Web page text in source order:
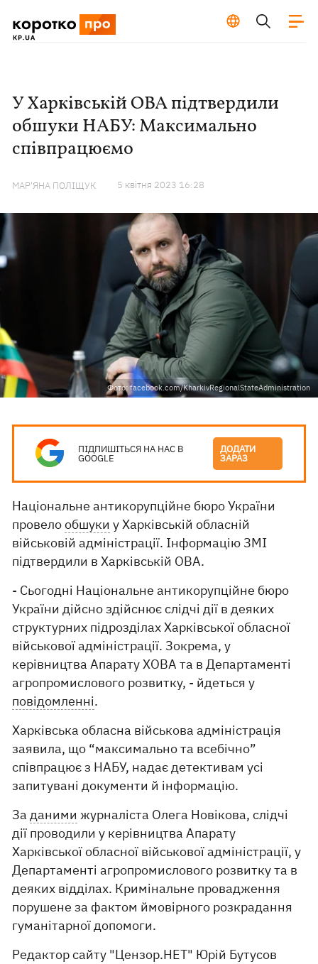
У Харківській ОВА підтвердили
обшуки НАБУ: Максимально
співпрацюємо
МАР'ЯНА ПОЛІЩУК 5 квiтня 2023 16:28
Фото: facebook.com/KharkivRegionalStateAdministration
ПІДПИШІТЬСЯ НА НАС В
GOOGLE
ДОДАТИ
ЗАРАЗ
Національне антикорупційне бюро України
провелообшуки у Харківській обласній
військовій адміністрації. Інформацію ЗМІ
підтвердили в Харківській ОВА.
- Сьогодні Національне антикорупційне бюро
України дійсно здійснює слідчі дії в деяких
структурних підрозділах Харківської обласної
військової адміністрації. Зокрема, у
керівництва Апарату ХОВА та в Департаменті
агропромислового розвитку, - йдеться у
повідомленні.
Харківська обласна військова адміністрація
заявила, що “максимально та всебічно”
співпрацює з НАБУ, надає детективам усі
запитувані документи й інформацію.
Заданими журналіста Олега Новікова, слідчі
дії проводили у керівництва Апарату
Харківської обласної військової адміністрації, у
Департаменті агропромислового розвитку та в
деяких відділах. Кримінальне провадження
порушене за фактом ймовірного розкрадання
гуманітарної допомоги.
Редактор сайту "Цензор.НЕТ" Юрій Бутусов